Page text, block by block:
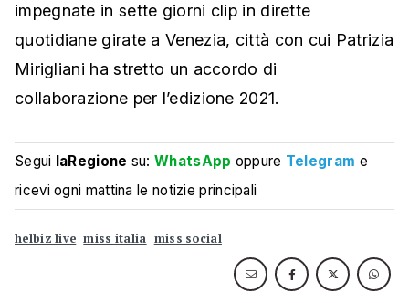
impegnate in sette giorni clip in dirette
quotidiane girate a Venezia, città con cui Patrizia
Mirigliani ha stretto un accordo di
collaborazione per l’edizione 2021.
Segui laRegione su:WhatsApp oppure Telegram e
ricevi ogni mattina le notizie principali
helbiz live miss italia miss social